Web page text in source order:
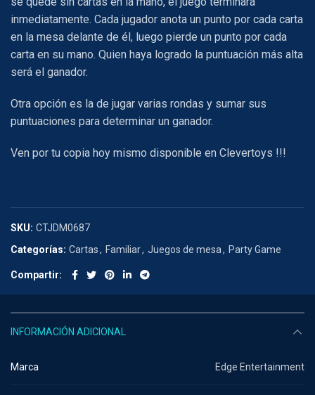
inmediatamente. Cada jugador anota un punto por cada carta
en la mesa delante de él, luego pierde un punto por cada
carta en su mano. Quien haya logrado la puntuación más alta
será el ganador.
Otra opción es la de jugar varias rondas y sumar sus
puntuaciones para determinar un ganador.
Ven por tu copia hoy mismo disponible en Clevertoys !!!
SKU: CTJDM0687
Categorías: Cartas, Familiar, Juegos de mesa, Party Game
Compartir
INFORMACIÓN ADICIONAL
Marca Edge Entertainment